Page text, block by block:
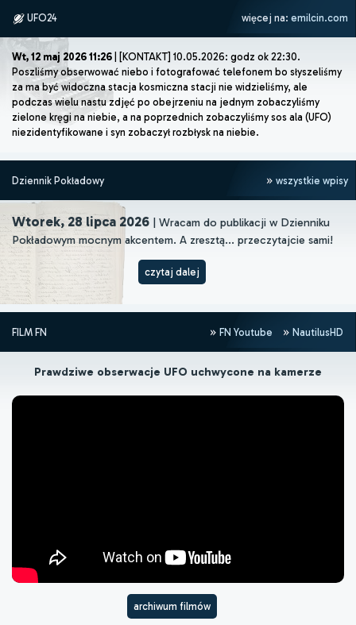
UFO24 więcej na: emilcin.com
Wt, 12 maj 2026 11:26 | [KONTAKT] 10.05.2026: godz ok 22:30.
Poszliśmy obserwować niebo i fotografować telefonem bo słyszeliśmy
za ma być widoczna stacja kosmiczna stacji nie widzieliśmy, ale
podczas wielu nastu zdjęć po obejrzeniu na jednym zobaczyliśmy
zielone kręgi na niebie, a na poprzednich zobaczyliśmy sos ala (UFO)
niezidentyfikowane i syn zobaczył rozbłysk na niebie.
Dziennik Pokładowy wszystkie wpisy
Wtorek, 28 lipca 2026 | Wracam do publikacji w Dzienniku
Pokładowym mocnym akcentem. A zresztą... przeczytajcie sami!
czytaj dalej
FILM FN FN Youtube NautilusHD
Prawdziwe obserwacje UFO uchwycone na kamerze
archiwum filmów